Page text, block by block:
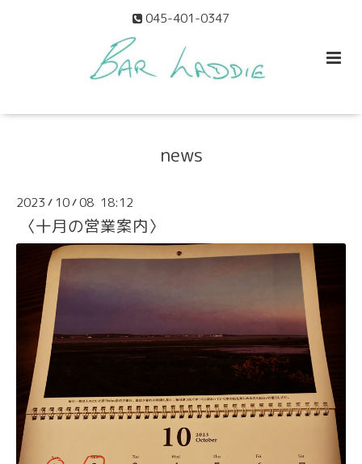
045-401-0347
news
2023 / 10/08 18:12
〈十月の営業案内〉